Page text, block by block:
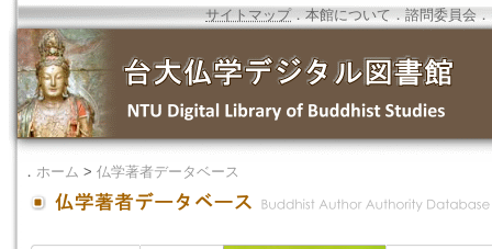
サイトマップ．本館について ．諮問委員会 ．
． ホーム > 仏学著者データベース